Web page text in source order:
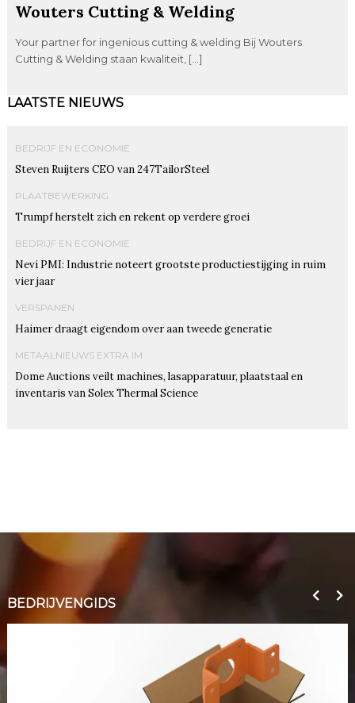
Wouters Cutting & Welding
Your partner for ingenious cutting & welding Bij Wouters
Cutting & Welding staan kwaliteit, […]
LAATSTE NIEUWS
BEDRIJF EN ECONOMIE
Steven Ruijters CEO van 247TailorSteel
PLAATBEWERKING
Trumpf herstelt zich en rekent op verdere groei
BEDRIJF EN ECONOMIE
Nevi PMI: Industrie noteert grootste productiestijging in ruim
vier jaar
VERSPANEN
Haimer draagt eigendom over aan tweede generatie
METAALNIEUWS EXTRA IM
Dome Auctions veilt machines, lasapparatuur, plaatstaal en
inventaris van Solex Thermal Science
BEDRIJVENGIDS